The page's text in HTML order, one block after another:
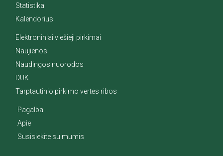
Statistika
Kalendorius
Elektroniniai viešieji pirkimai
Naujienos
Naudingos nuorodos
DUK
Tarptautinio pirkimo vertės ribos
Pagalba
Apie
Susisiekite su mumis